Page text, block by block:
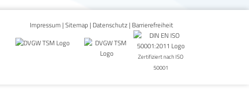
Impressum |Sitemap | Datenschutz | Barrierefreiheit
Zertifiziert nach ISO
50001